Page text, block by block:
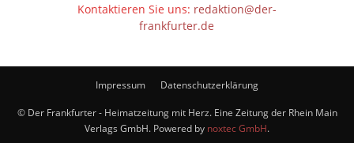
Kontaktieren Sie uns: redaktion@der-
frankfurter.de
Impressum Datenschutzerklärung
© Der Frankfurter - Heimatzeitung mit Herz. Eine Zeitung der Rhein Main
Verlags GmbH. Powered by noxtec GmbH.